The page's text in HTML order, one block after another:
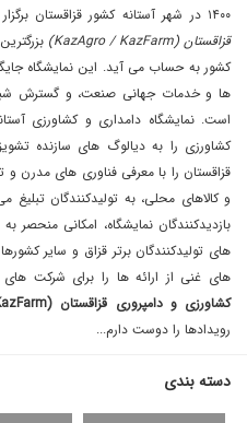
۱۴۰۰ در شهر آستانه کشور قزاقستان برگزار می گردد.
قزاقستان (KazAgro / KazFarm)
کشور به حساب می آید. این نمایشگاه
ها و خدمات جهانی صنعت، و گسترش
است. نمایشگاه دامداری و کشاورزی
کشاورزی را به دیالوگ های سازنده
قزاقستان را با معرفی فناوری های مدرن و
و کالاهای محلی، به تولیدکنندگان تبلیغ
بازدیدکنندگان نمایشگاه، امکانی منحصر
های تولیدکنندگان برتر قزاق و سایر
های غنی از ارائه ها را برای شرکت
کشاورزی و دامپروری قزاقستان (KazAgro / KazFarm)
رویداد‌ها را دوست دارم...
دسته بندی